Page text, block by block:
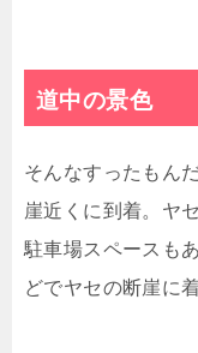
道中の景色
そんなすったもん
崖近くに到着。ヤ
駐車場スペースも
どでヤセの断崖に